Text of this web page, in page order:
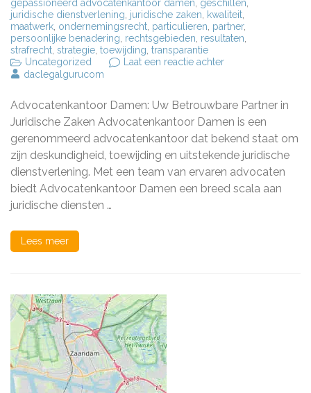
gepassioneerd advocatenkantoor damen, geschillen,
juridische dienstverlening, juridische zaken, kwaliteit,
maatwerk, ondernemingsrecht, particulieren, partner,
persoonlijke benadering, rechtsgebieden, resultaten,
strafrecht, strategie, toewijding, transparantie
Uncategorized
Laat een reactie achterop
Toewijding
bij
Advocatenkantoor
Damen
daclegalgurucom
Advocatenkantoor Damen: Uw Betrouwbare Partner in
Juridische Zaken Advocatenkantoor Damen is een
gerenommeerd advocatenkantoor dat bekend staat om
zijn deskundigheid, toewijding en uitstekende juridische
dienstverlening. Met een team van ervaren advocaten
biedt Advocatenkantoor Damen een breed scala aan
juridische diensten …
Lees meer